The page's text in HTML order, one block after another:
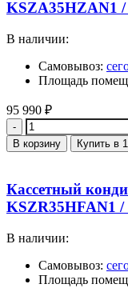
KSZA35HZAN1
В наличии:
Самовывоз:
Площадь
95 990 ₽
Количество
В корзину Купить в
Кассетный
KSZR35HFAN1
В наличии:
Самовывоз:
Площадь